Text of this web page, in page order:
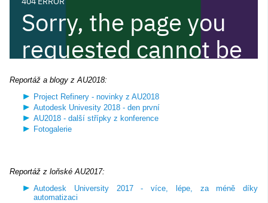
Reportáž a blogy z AU2018:
Project Refinery - novinky z AU2018
Autodesk Univesity 2018 - den první
AU2018 - další střípky z konference
Fotogalerie
Reportáž z loňské AU2017:
Autodesk University 2017 - více, lépe, za méně díky
automatizaci